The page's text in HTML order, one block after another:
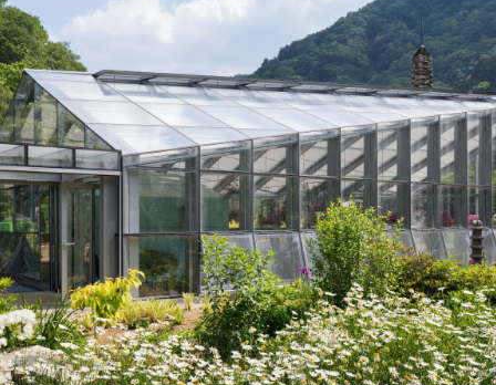
SPACE 소개
공지사항
기사문의
광고문의
Contact